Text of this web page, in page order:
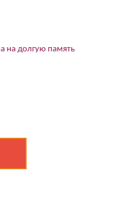
на долгую память